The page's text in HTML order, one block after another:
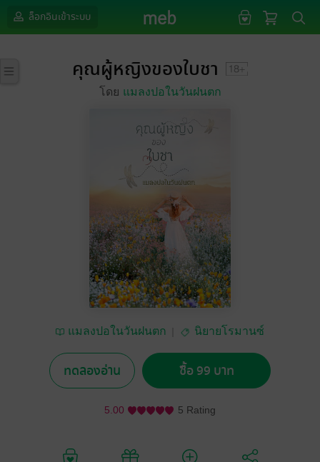
ล็อกอินเข้าระบบ
คุณผู้หญิงของใบชา
โดย แมลงปอในวันฝนตก
แมลงปอในวันฝนตก นิยายโรมานซ์
ทดลองอ่าน ซื้อ 99 บาท
5.00 5 Rating